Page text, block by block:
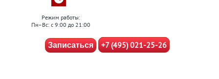
Режим работы:
Пн–Вс: с 9:00 до 21:00
Записаться +7 (495) 021-25-26